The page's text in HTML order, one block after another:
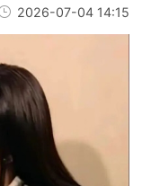
2026-07-04 14:15